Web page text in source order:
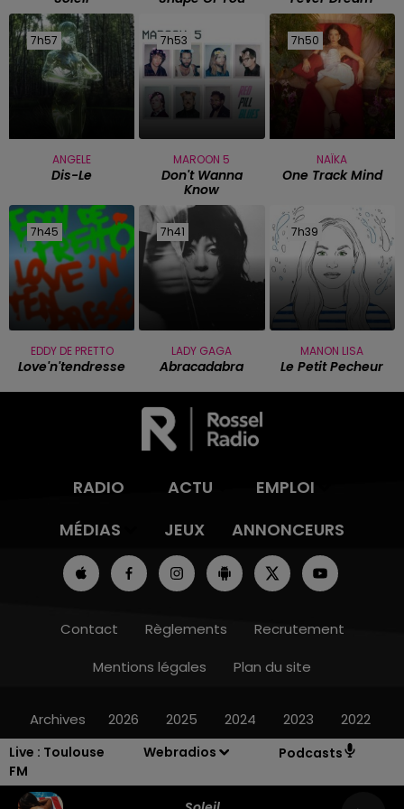
Live : Toulouse
FM
Webradios Podcasts
7h57
7h57
ANGELE
Dis-Le
7h53
7h53
MAROON 5
Don't Wanna
Know
7h50
7h50
NAÏKA
One Track Mind
7h45
7h45
EDDY DE PRETTO
Love'n'tendresse
7h41
7h41
LADY GAGA
Abracadabra
7h39
7h39
MANON LISA
Le Petit Pecheur
RADIO ACTU
EMPLOI
MÉDIAS
JEUX ANNONCEURS
Contact Règlements
Recrutement
Mentions légales
Plan du site
Archives 2026 2025 2024 2023 2022